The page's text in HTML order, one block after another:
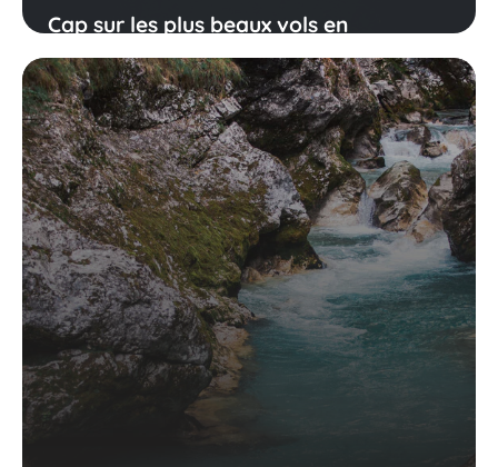
Cap sur les plus beaux vols en
montgolfière en France